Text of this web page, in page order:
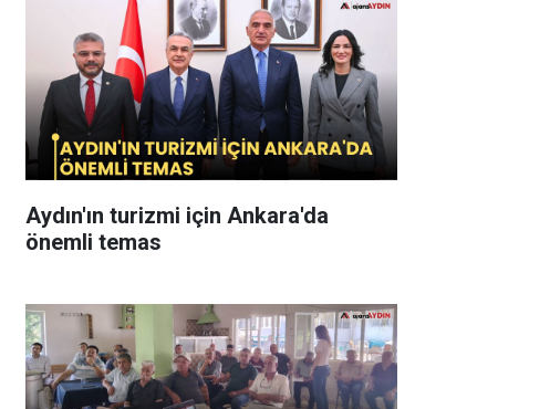
Aydın'ın turizmi için Ankara'da
önemli temas